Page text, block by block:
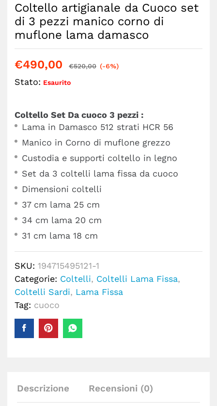
Coltello artigianale da Cuoco set
di 3 pezzi manico corno di
muflone lama damasco
€490,00 €520,00 (-6%)
Stato: Esaurito
Coltello Set Da cuoco 3 pezzi :
Lama in Damasco 512 strati HCR 56
Manico in Corno di muflone grezzo
Custodia e supporti coltello in legno
Set da 3 coltelli lama fissa da cuoco
Dimensioni coltelli
37 cm lama 25 cm
34 cm lama 20 cm
31 cm lama 18 cm
SKU: 194715495121-1
Categorie: Coltelli, Coltelli Lama Fissa,
Coltelli Sardi, Lama Fissa
Tag: cuoco
Descrizione Recensioni (0)